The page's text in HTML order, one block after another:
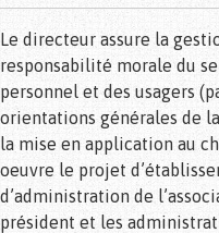
Le directeur assure la
responsabilité morale du
personnel et des usagers
orientations générales de
la mise en application au
oeuvre le projet
d’administration de
président et les